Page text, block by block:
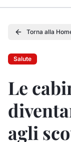
Torna alla
Salute
Le
agli